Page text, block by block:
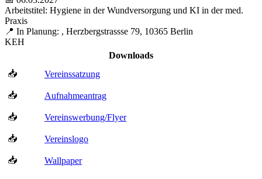
Arbeitstitel: Hygiene in der Wundversorgung und KI in der med.
Praxis
📍 In Planung: , Herzbergstrassse 79, 10365 Berlin
KEH
Downloads
📥
Vereinssatzung
📥 Aufnahmeantrag
📥 Vereinswerbung/Flyer
📥 Vereinslogo
📥 Wallpaper